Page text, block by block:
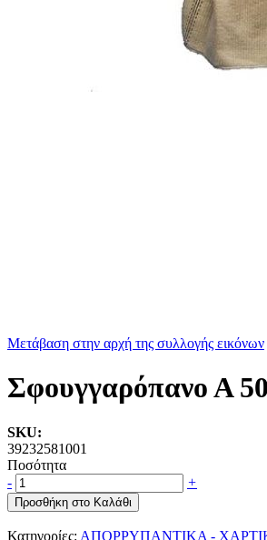
Μετάβαση στην αρχή της συλλογής εικόνων
Σφουγγαρόπανο Α
SKU:
39232581001
Ποσότητα
-
+
Προσθήκη στο Καλάθι
Κατηγορίες: ΑΠΟΡΡΥΠΑΝΤΙΚΑ -